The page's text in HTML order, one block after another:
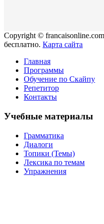
Copyright ©
бесплатно. Карта сайта
Главная
Программы
Обучение по Скайпу
Репетитор
Контакты
Учебные материалы
Грамматика
Диалоги
Топики (Темы)
Лексика по темам
Упражнения